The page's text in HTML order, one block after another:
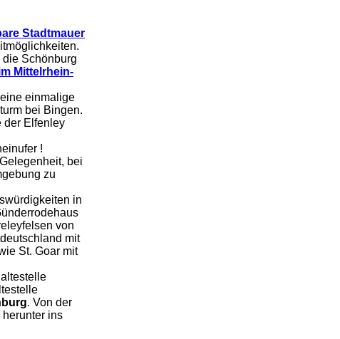
Stadtmauer
Schönburg
Mittelrhein-
einmalige
bei Bingen.
der Elfenley
!
bei
zu
in
von
mit
St. Goar mit
. Von der
ins